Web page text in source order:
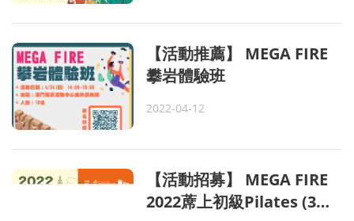
【活動推薦】 MEGA FIRE
攀岩體驗班
2022-04-12
【活動招募】 MEGA FIRE
2022蓆上初級Pilates (3月